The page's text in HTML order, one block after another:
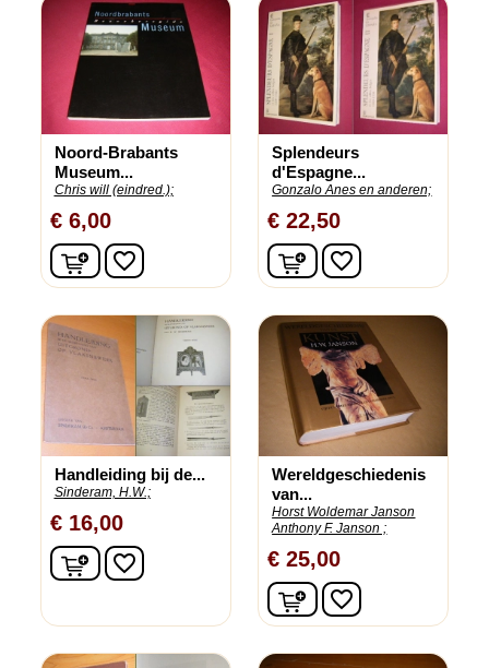
Noord-Brabants
Museum...
Chris will (eindred.);
€ 6,00
In winkelwagen
favorite_border
Splendeurs
d'Espagne...
Gonzalo Anes en anderen;
€ 22,50
In winkelwagen
favorite_border
Handleiding bij de...
Sinderam, H.W.;
€ 16,00
In winkelwagen
favorite_border
Wereldgeschiedenis
van...
Horst Woldemar Janson
Anthony F. Janson ;
€ 25,00
In winkelwagen
favorite_border